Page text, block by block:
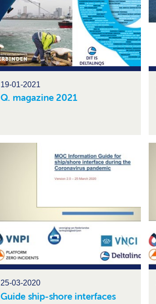
19-01-2021
Q. magazine 2021
25-03-2020
Guide ship-shore interfaces